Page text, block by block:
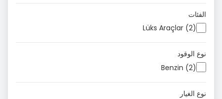
الفئات
Lüks Araçlar (2)
نوع الوقود
Benzin (2)
نوع الغيار